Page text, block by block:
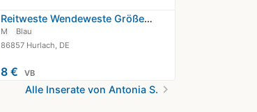
Reitweste Wendeweste Größe M in…
M
Blau
86857 Hurlach, DE
8 € VB
Alle Inserate von Antonia S. chevron_right